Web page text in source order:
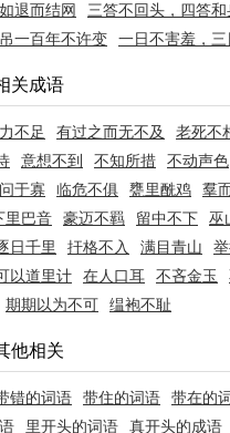
退而结网 三答不回头，四答
一百年不许变 一日不害羞，三
关成语
不足 有过之而无不及 老死不
意想不到 不知所措 不动声色
于寡 临危不俱 甕里酰鸡 羣
里巴音 豪迈不羁 留中不下 巫
日千里 扞格不入 满目青山
以道里计 在人口耳 不吝金玉
期期以为不可 缊袍不耻
他相关
错的词语 带住的词语 带在的
里开头的词语 真开头的成语